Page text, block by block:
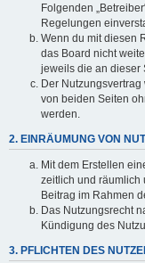
Folgenden
Regelungen
Wenn du mit diesen
das Board nicht
jeweils die an dieser
Der
von beiden Seiten
werden.
2. EINRÄUMUNG VON
Mit dem Erstellen
zeitlich und räumlich
Beitrag im Rahmen
Das Nutzungsrecht
Kündigung des
3. PFLICHTEN DES